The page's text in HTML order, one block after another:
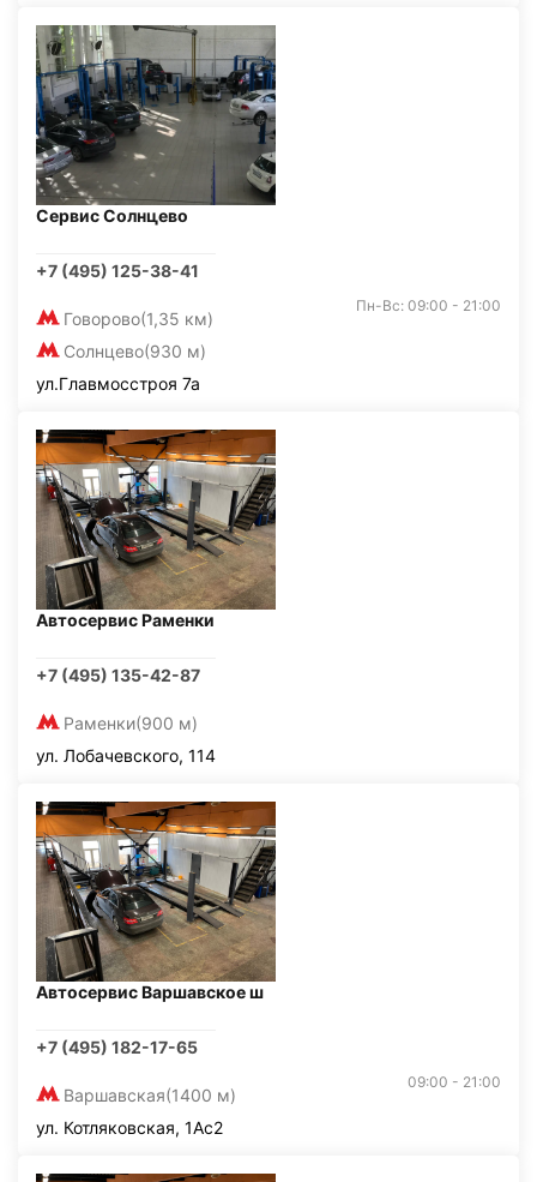
Сервис Солнцево
+7 (495) 125-38-41
Говорово(1,35 км)
Солнцево(930 м)
Пн-Вс: 09:00 - 21:00
ул.Главмосстроя 7а
Автосервис Раменки
+7 (495) 135-42-87
Раменки(900 м)
ул. Лобачевского, 114
Автосервис Варшавское ш
+7 (495) 182-17-65
Варшавская(1400 м)
09:00 - 21:00
ул. Котляковская, 1Ас2